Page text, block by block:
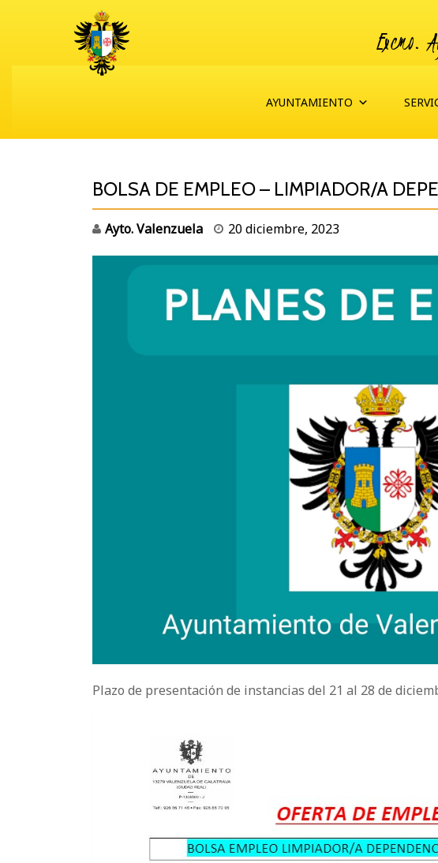
AYUNTAMIENTO
BOLSA DE EMPLEO – LIMPIADOR/A
Ayto. Valenzuela 20 diciembre, 2023
Plazo de presentación de instancias del 21 al 28 de